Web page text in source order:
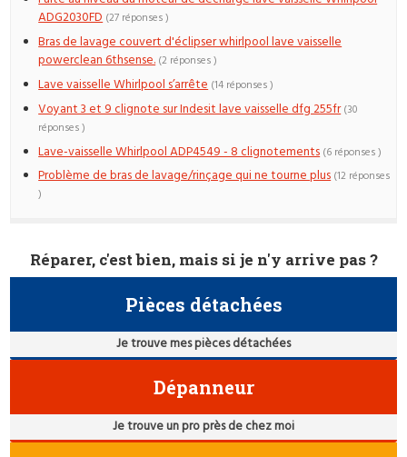
ADG2030FD (27 réponses )
Bras de lavage couvert d'éclipser whirlpool lave vaisselle
powerclean 6thsense. (2 réponses )
Lave vaisselle Whirlpool s’arrête (14 réponses )
Voyant 3 et 9 clignote sur Indesit lave vaisselle dfg 255fr (30
réponses )
Lave-vaisselle Whirlpool ADP4549 - 8 clignotements (6 réponses )
Problème de bras de lavage/rinçage qui ne tourne plus (12 réponses
)
Réparer, c'est bien, mais si je n'y arrive pas ?
Pièces détachées
Je trouve mes pièces détachées
Dépanneur
Je trouve un pro près de chez moi